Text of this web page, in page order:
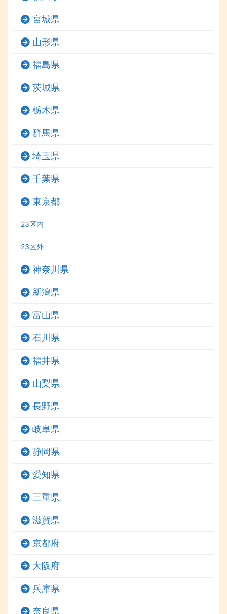
宮城県
山形県
福島県
茨城県
栃木県
群馬県
埼玉県
千葉県
東京都
23区内
23区外
神奈川県
新潟県
富山県
石川県
福井県
山梨県
長野県
岐阜県
静岡県
愛知県
三重県
滋賀県
京都府
大阪府
兵庫県
奈良県